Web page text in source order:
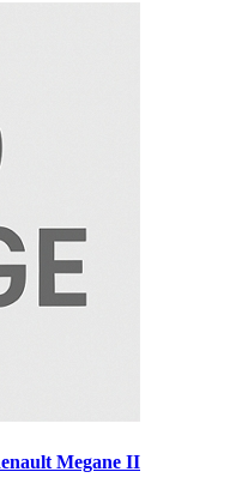
Megane II